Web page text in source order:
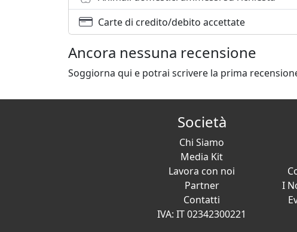
Carte di credito/debito accettate
Ancora nessuna recensione
Soggiorna qui e potrai scrivere la prima
Società
Chi Siamo
Media Kit
Lavora con noi
Partner
Contatti
IVA: IT 02342300221
I